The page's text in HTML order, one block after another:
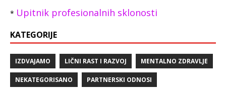
* Upitnik profesionalnih sklonosti
KATEGORIJE
IZDVAJAMO LIČNI RAST I RAZVOJ MENTALNO ZDRAVLJE
NEKATEGORISANO PARTNERSKI ODNOSI